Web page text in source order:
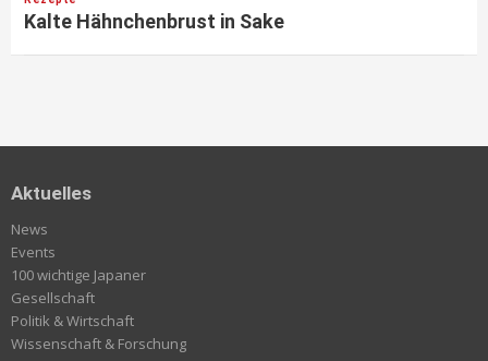
Kalte Hähnchenbrust in Sake
Aktuelles
News
Events
100 wichtige Japaner
Gesellschaft
Politik & Wirtschaft
Wissenschaft & Forschung